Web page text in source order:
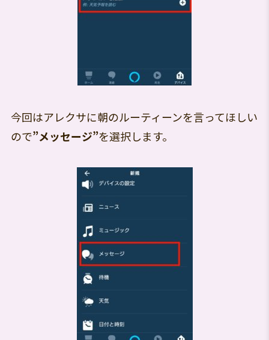
今回はアレクサに朝のルーティーンを言ってほしい
ので”メッセージ”を選択します。